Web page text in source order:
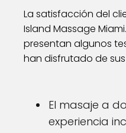
La satisfacción del
Island Massage
presentan algunos
han disfrutado de sus
El masaje a
experiencia